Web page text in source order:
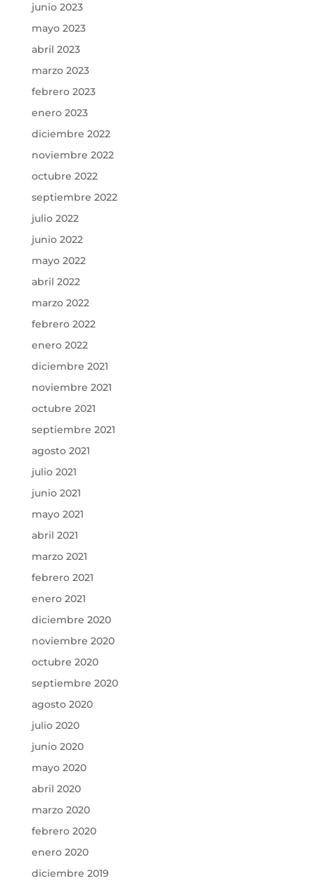
junio 2023
mayo 2023
abril 2023
marzo 2023
febrero 2023
enero 2023
diciembre 2022
noviembre 2022
octubre 2022
septiembre 2022
julio 2022
junio 2022
mayo 2022
abril 2022
marzo 2022
febrero 2022
enero 2022
diciembre 2021
noviembre 2021
octubre 2021
septiembre 2021
agosto 2021
julio 2021
junio 2021
mayo 2021
abril 2021
marzo 2021
febrero 2021
enero 2021
diciembre 2020
noviembre 2020
octubre 2020
septiembre 2020
agosto 2020
julio 2020
junio 2020
mayo 2020
abril 2020
marzo 2020
febrero 2020
enero 2020
diciembre 2019